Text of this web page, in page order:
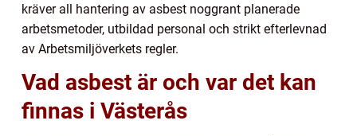
kräver all hantering av asbest noggrant planerade
arbetsmetoder, utbildad personal och strikt efterlevnad
av Arbetsmiljöverkets regler.
Vad asbest är och var det kan
finnas i Västerås